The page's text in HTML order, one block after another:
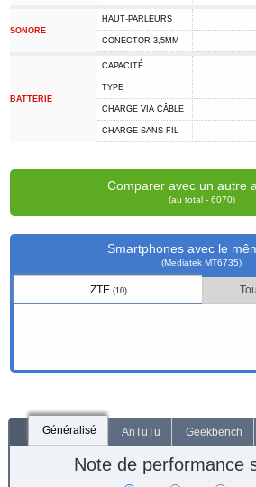
SONORE
HAUT-PARLEURS
CONECTOR 3,5MM
BATTERIE
CAPACITÉ
TYPE
CHARGE VIA CÂBLE
CHARGE SANS FIL
Comparer avec un autre
(au total - 6070)
Smartphones avec le
(Mediatek MT6735)
ZTE (10)
Généralisé AnTuTu Geekbench
Note de performance